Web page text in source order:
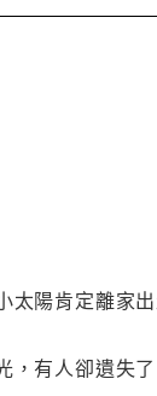
陽肯定離家出
有人卻遺失